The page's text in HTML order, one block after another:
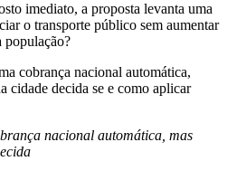
imediato, a proposta levanta uma
o transporte público sem aumentar
população?
cobrança nacional automática,
cidade decida se e como aplicar
nacional automática, mas